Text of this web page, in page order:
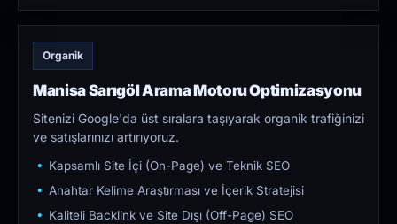
Organik
Manisa Sarıgöl Arama Motoru Optimizasyonu
Sitenizi Google'da üst sıralara taşıyarak organik trafiğinizi
ve satışlarınızı artırıyoruz.
Kapsamlı Site İçi (On-Page) ve Teknik SEO
Anahtar Kelime Araştırması ve İçerik Stratejisi
Kaliteli Backlink ve Site Dışı (Off-Page) SEO